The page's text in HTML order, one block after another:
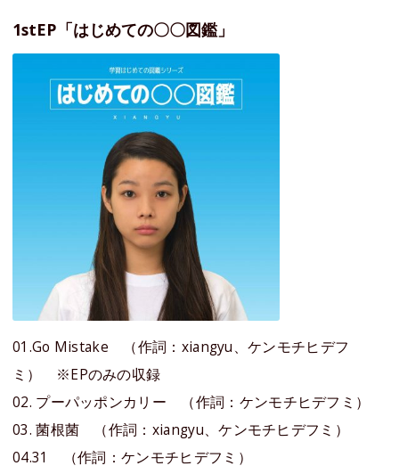
1stEP「はじめての〇〇図鑑」
01.Go Mistake （作詞：xiangyu、ケンモチヒデフ
ミ） ※EPのみの収録
02. プーパッポンカリー （作詞：ケンモチヒデフミ）
03. 菌根菌 （作詞：xiangyu、ケンモチヒデフミ）
04.31 （作詞：ケンモチヒデフミ）